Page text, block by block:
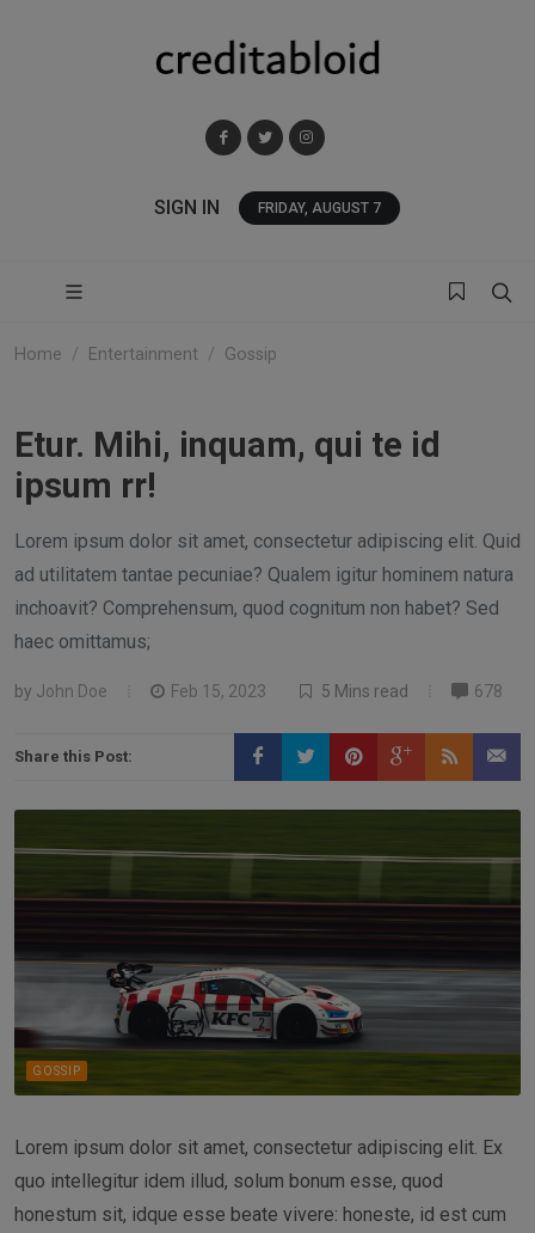
SIGN IN FRIDAY, AUGUST 7
Home Entertainment Gossip
Etur. Mihi, inquam, qui te id
ipsum rr!
Lorem ipsum dolor sit amet, consectetur adipiscing elit. Quid
ad utilitatem tantae pecuniae? Qualem igitur hominem natura
inchoavit? Comprehensum, quod cognitum non habet? Sed
haec omittamus;
by John Doe Feb 15, 2023 5 Mins read 678
Share this Post:
GOSSIP
Lorem ipsum dolor sit amet, consectetur adipiscing elit. Ex
quo intellegitur idem illud, solum bonum esse, quod
honestum sit, idque esse beate vivere: honeste, id est cum